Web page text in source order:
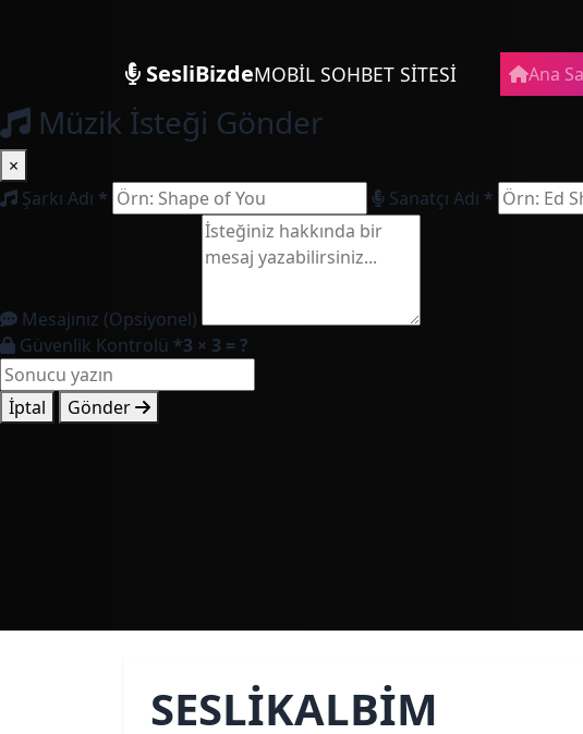
SesliBizdeMOBİL SOHBET SİTESİ Ana
Müzik İsteği Gönder
×
Şarkı Adı * Sanatçı Adı *
Mesajınız (Opsiyonel)
Güvenlik Kontrolü *3 × 3 = ?
İptal Gönder
SESLIKALBIM